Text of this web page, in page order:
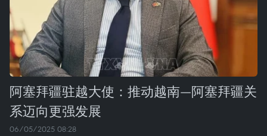
阿塞拜疆驻越大使：推动越南—阿塞拜疆关
系迈向更强发展
06/05/2025 08:28